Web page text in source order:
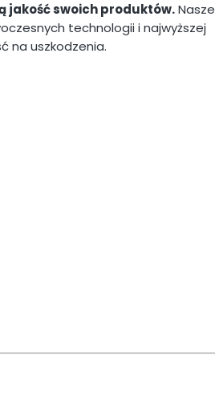
jakość swoich produktów.Nasze
technologii i najwyższej
na uszkodzenia.